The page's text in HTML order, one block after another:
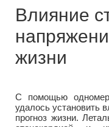
Влияние
жизни
С помощью
удалось установить
прогноз жизни.